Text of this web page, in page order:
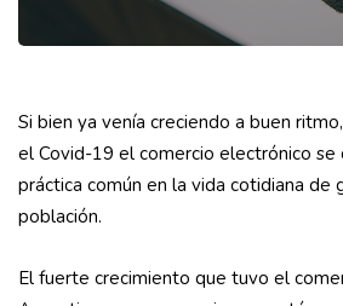
Si bien ya venía creciendo a buen
el Covid-19 el comercio electrónico se
práctica común en la vida cotidiana de
población.
El fuerte crecimiento que tuvo el